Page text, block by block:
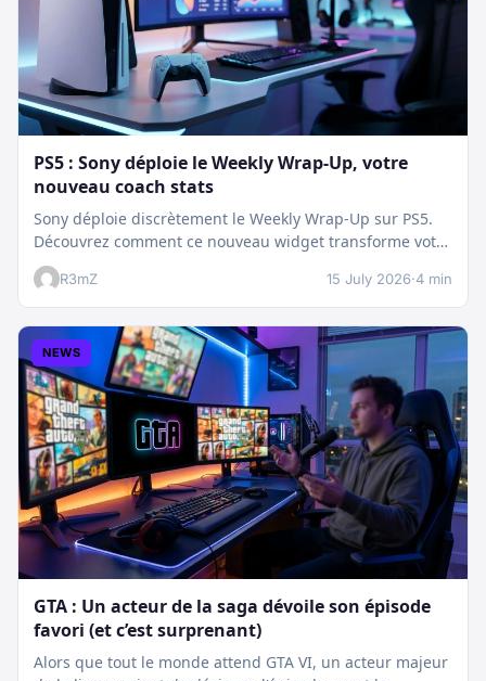
PS5 : Sony déploie le Weekly Wrap-Up, votre
nouveau coach stats
Sony déploie discrètement le Weekly Wrap-Up sur PS5.
Découvrez comment ce nouveau widget transforme votre
dashboard et booste votre suivi…
R3mZ 15 July 2026·4 min
NEWS
GTA : Un acteur de la saga dévoile son épisode
favori (et c’est surprenant)
Alors que tout le monde attend GTA VI, un acteur majeur